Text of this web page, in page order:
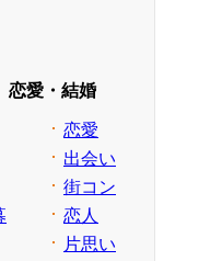
恋愛・結婚
恋愛
出会い
街コン
恋人
片思い